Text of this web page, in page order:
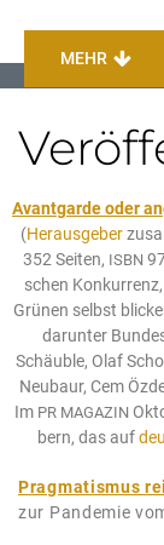
MEHR
Avant­gar­de oder
(Her­aus­ge­ber
352 Sei­ten, ISBN
schen
Grü­nen selbst
dar­un­ter
Schäub­le, Olaf
Neu­baur, Cem
Im PR MAGAZIN
bern, das auf
Prag­ma­tis­mus
zur Pan­de­mie